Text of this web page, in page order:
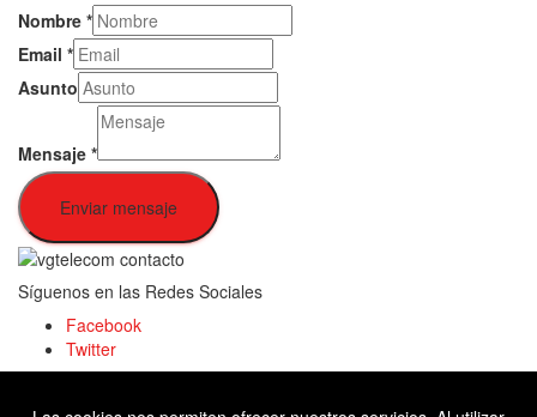
Nombre *
Email *
Asunto
Mensaje *
Enviar mensaje
Síguenos en las Redes Sociales
Facebook
Twitter